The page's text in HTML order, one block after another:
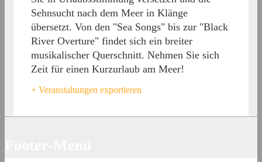
Sehnsucht nach dem Meer in Klänge
übersetzt. Von den "Sea Songs" bis zur "Black
River Overture" findet sich ein breiter
musikalischer Querschnitt. Nehmen Sie sich
Zeit für einen Kurzurlaub am Meer!
+ Veranstaltungen exportieren